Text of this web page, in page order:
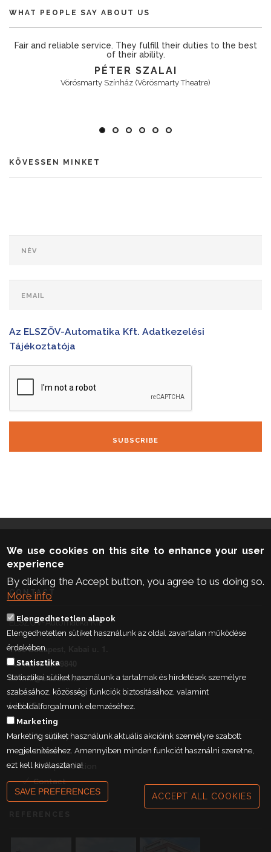
WHAT PEOPLE SAY ABOUT US
Fair and reliable service. They fulfill their duties to the best
of their ability.
PÉTER SZALAI
Vörösmarty Színház (Vörösmarty Theatre)
KÖVESSEN MINKET
Az ELSZÖV-Automatika Kft. Adatkezelési
Tájékoztatója
SUBSCRIBE
CONTACT
ELSZÖV-Automatika Kft.
1106 Budapest, Kabai u. 1.
+36 1 431 9840
info@elszaut.hu
LINKS
Company
Career
Data protection
Contact
We use cookies on this site to enhance your user
experience
By clicking the Accept button, you agree to us doing so.
More info
Elengedhetetlen alapok
Elengedhetetlen sütiket használunk az oldal zavartalan működése
érdekében.
Statisztika
Statisztikai sütiket használunk a tartalmak és hirdetések személyre
szabásához, közösségi funkciók biztosításához, valamint
weboldalforgalmunk elemzéséhez.
Marketing
Marketing sütiket használunk aktuális akcióink személyre szabott
megjelenítéséhez. Amennyiben minden funkciót használni szeretne,
ezt kell kiválasztania!
SAVE PREFERENCES ACCEPT ALL COOKIES